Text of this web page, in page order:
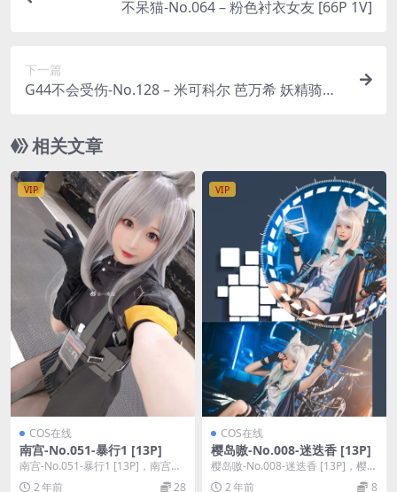
不呆猫-No.064 – 粉色衬衣女友 [66P 1V]
下一篇
G44不会受伤-No.128 – 米可科尔 芭万希 妖精骑士
相关文章
VIP
COS在线
南宫-No.051-暴行1 [13P]
南宫-No.051-暴行1 [13P]，南宫在
线作品导航：南宫套图合集。
2 年前 28
VIP
COS在线
樱岛嗷-No.008-迷迭香 [13P]
樱岛嗷-No.008-迷迭香 [13P]，樱岛
嗷在线作品导航：樱岛嗷套图合
2 年前 8